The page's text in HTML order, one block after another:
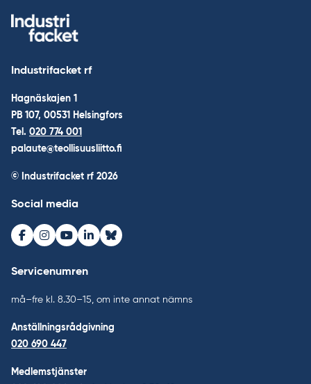
Industrifacket rf
Hagnäskajen 1
PB 107, 00531 Helsingfors
Tel. 020 774 001
palaute@teollisuusliitto.fi
© Industrifacket rf 2026
Social media
Facebook
Instagram
Youtube
LinkedInBluesky
Servicenumren
må–fre kl. 8.30–15, om inte annat nämns
Anställningsrådgivning
020 690 447
Medlemstjänster